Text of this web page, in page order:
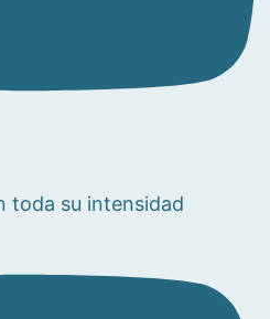
toda su intensidad